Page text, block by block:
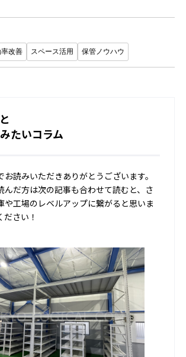
改善 スペース活用 保管ノウハウ
たいコラム
読みいただきありがとうございます。
んだ方は次の記事も合わせて読むと、さ
や工場のレベルアップに繋がると思いま
さい！